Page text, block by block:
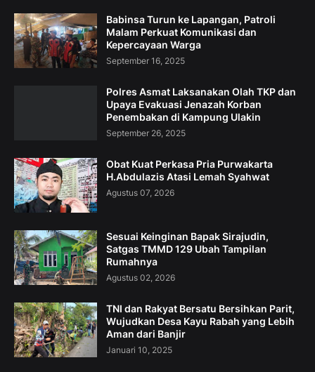
Babinsa Turun ke Lapangan, Patroli
Malam Perkuat Komunikasi dan
Kepercayaan Warga
September 16, 2025
Polres Asmat Laksanakan Olah TKP dan
Upaya Evakuasi Jenazah Korban
Penembakan di Kampung Ulakin
September 26, 2025
Obat Kuat Perkasa Pria Purwakarta
H.Abdulazis Atasi Lemah Syahwat
Agustus 07, 2026
Sesuai Keinginan Bapak Sirajudin,
Satgas TMMD 129 Ubah Tampilan
Rumahnya
Agustus 02, 2026
TNI dan Rakyat Bersatu Bersihkan Parit,
Wujudkan Desa Kayu Rabah yang Lebih
Aman dari Banjir
Januari 10, 2025